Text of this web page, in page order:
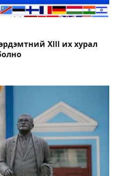
XIII их хурал